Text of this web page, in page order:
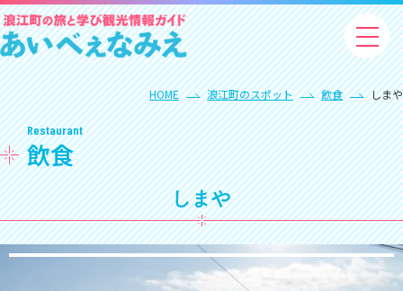
HOME 浪江町のスポット 飲食 しまや
Restaurant
飲食
しまや